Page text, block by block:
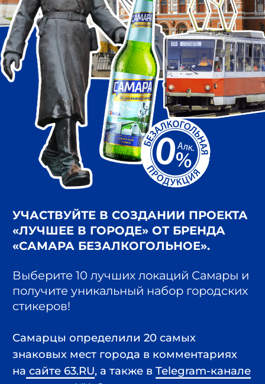
Самарцы определили 20 самых
знаковых мест города в комментариях
сайте 63.RU, а также в
Telegram-канале
и группе вVK. Самые часто
упоминаемые варианты попали в наш
лучшие из лучших, которые и попадут в
наш городской гид.
УЧАСТВУЙТЕ В СОЗДАНИИ ПРОЕКТА
«ЛУЧШЕЕ В ГОРОДЕ» ОТ БРЕНДА
«САМАРА БЕЗАЛКОГОЛЬНОЕ».
Выберите 10 лучших локаций Самары и
получите уникальный набор городских
стикеров!
Всех, кто пройдет опрос ждет
стикеры для настоящих самарцев.
Выбирайте любимые места,
выбирайте лучшее в Самаре!